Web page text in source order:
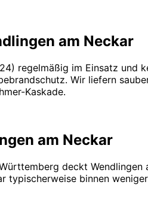
am Neckar
regelmäßig im Einsatz
Wir liefern
Kaskade.
am Neckar
deckt
typischerweise binnen